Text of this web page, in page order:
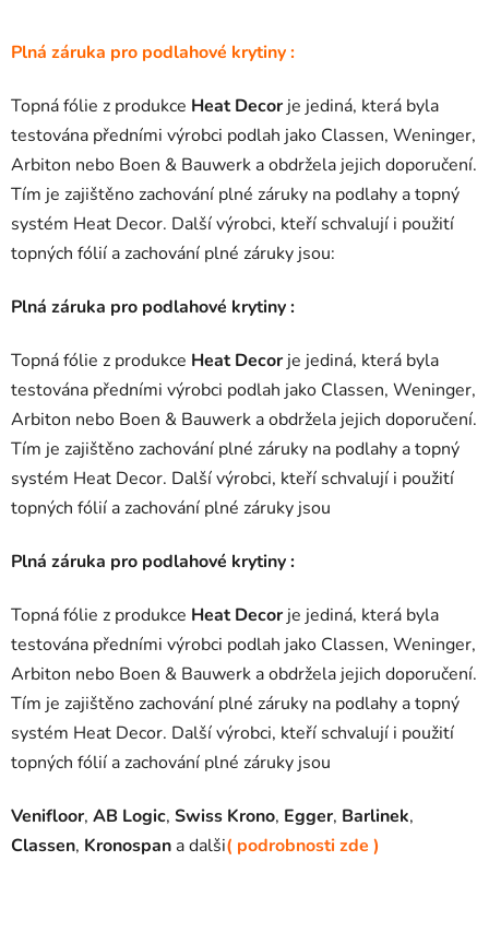
Plná záruka pro podlahové krytiny :
Topná fólie z produkce Heat Decor je jediná, která byla
testována předními výrobci podlah jako Classen, Weninger,
Arbiton nebo Boen & Bauwerk a obdržela jejich doporučení.
Tím je zajištěno zachování plné záruky na podlahy a topný
systém Heat Decor. Další výrobci, kteří schvalují i ​​použití
topných fólií a zachování plné záruky jsou:
Plná záruka pro podlahové krytiny :
Topná fólie z produkce Heat Decor je jediná, která byla
testována předními výrobci podlah jako Classen, Weninger,
Arbiton nebo Boen & Bauwerk a obdržela jejich doporučení.
Tím je zajištěno zachování plné záruky na podlahy a topný
systém Heat Decor. Další výrobci, kteří schvalují i ​​použití
topných fólií a zachování plné záruky jsou
Plná záruka pro podlahové krytiny :
Topná fólie z produkce Heat Decor je jediná, která byla
testována předními výrobci podlah jako Classen, Weninger,
Arbiton nebo Boen & Bauwerk a obdržela jejich doporučení.
Tím je zajištěno zachování plné záruky na podlahy a topný
systém Heat Decor. Další výrobci, kteří schvalují i ​​použití
topných fólií a zachování plné záruky jsou
Venifloor, AB Logic, Swiss Krono, Egger, Barlinek,
Classen, Kronospan a dalši( podrobnosti zde )